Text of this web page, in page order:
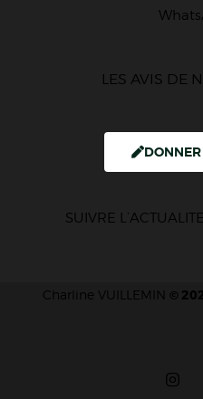
LES AVIS DE
SUIVRE
Charline VUILLEMIN ©